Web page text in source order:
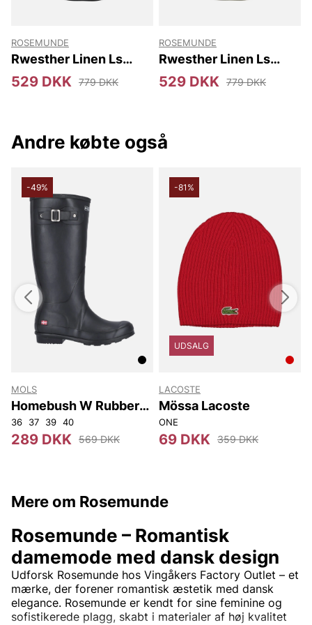
ROSEMUNDE
Rwesther Linen Ls
Shirt
529 DKK 779 DKK
ROSEMUNDE
Rwesther Linen Ls
Shirt
529 DKK 779 DKK
Andre købte også
-49%
MOLS
Homebush W Rubber
Boot
36 37 39 40
289 DKK 569 DKK
-81%
UDSALG
LACOSTE
Mössa Lacoste
ONE
69 DKK 359 DKK
Mere om Rosemunde
Rosemunde – Romantisk
damemode med dansk design
Udforsk Rosemunde hos Vingåkers Factory Outlet – et
mærke, der forener romantisk æstetik med dansk
elegance. Rosemunde er kendt for sine feminine og
sofistikerede plagg, skabt i materialer af høj kvalitet